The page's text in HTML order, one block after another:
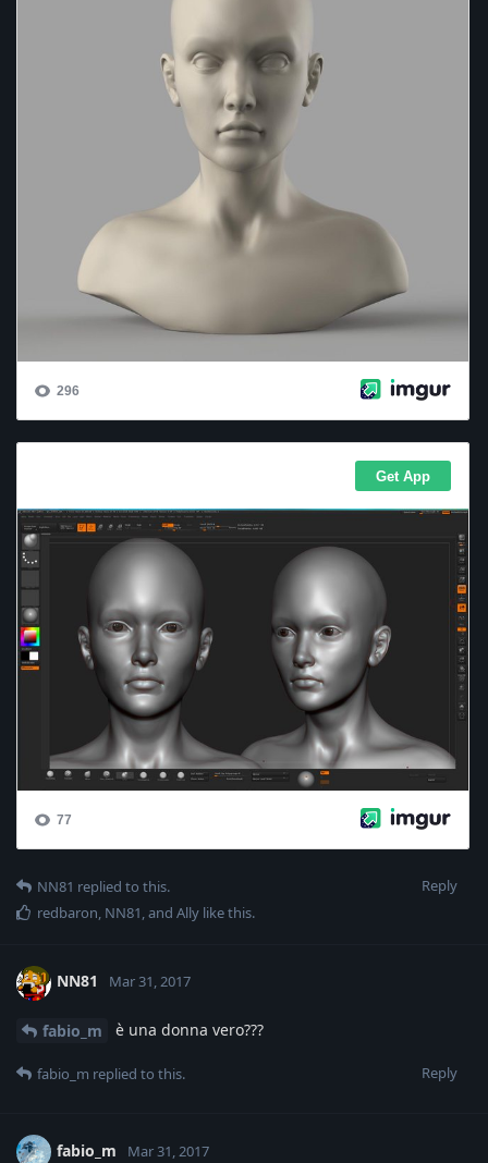
Reply
NN81 replied to this.
redbaron, NN81, and Ally like this.
NN81 Mar 31, 2017
fabio_m è una donna vero???
Reply
fabio_m replied to this.
fabio_m Mar 31, 2017